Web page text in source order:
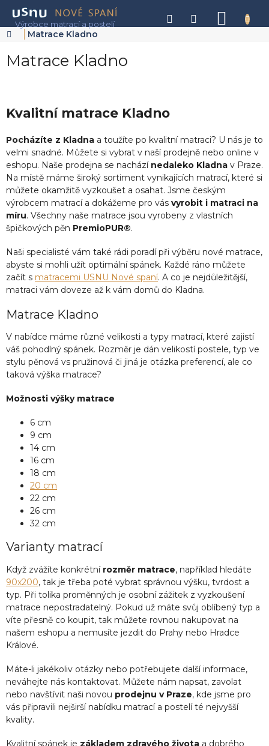
obsah
Domů
Matrace Kladno
Matrace Kladno
Kvalitní matrace Kladno
Pocházíte z Kladna a toužíte po kvalitní matraci? U nás je to
velmi snadné. Můžete si vybrat v naší prodejně nebo online v
eshopu. Naše prodejna se nachází nedaleko Kladna v Praze.
Na místě máme široký sortiment vynikajících matrací, které si
můžete okamžitě vyzkoušet a osahat. Jsme českým
výrobcem matrací a dokážeme pro vás vyrobit i matraci na
míru. Všechny naše matrace jsou vyrobeny z vlastních
špičkových pěn PremioPUR®.
Naši specialisté vám také rádi poradí při výběru nové matrace,
abyste si mohli užít optimální spánek. Každé ráno můžete
začít s matracemi USNU Nové spaní. A co je nejdůležitější,
matraci vám doveze až k vám domů do Kladna.
Matrace Kladno
V nabídce máme různé velikosti a typy matrací, které zajistí
váš pohodlný spánek. Rozměr je dán velikostí postele, typ ve
stylu pěnová vs pružinová či jiná je otázka preferencí, ale co
taková výška matrace?
Možnosti výšky matrace
6 cm
9 cm
14 cm
16 cm
18 cm
20 cm
22 cm
26 cm
32 cm
Varianty matrací
Když zvážíte konkrétní rozměr matrace, například hledáte
90x200, tak je třeba poté vybrat správnou výšku, tvrdost a
typ. Při tolika proměnných je osobní zážitek z vyzkoušení
matrace nepostradatelný. Pokud už máte svůj oblíbený typ a
víte přesně co koupit, tak můžete rovnou nakupovat na
našem eshopu a nemusíte jezdit do Prahy nebo Hradce
Králové.
Máte-li jakékoliv otázky nebo potřebujete další informace,
neváhejte nás kontaktovat. Můžete nám napsat, zavolat
nebo navštívit naši novou prodejnu v Praze, kde jsme pro
vás připravili nejširší nabídku matrací a postelí té nejvyšší
kvality.
Kvalitní spánek je základem zdravého života a dobrého